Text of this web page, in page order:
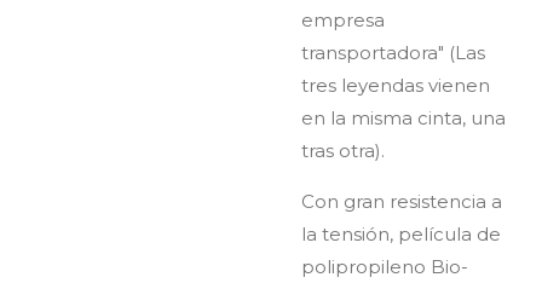
empresa
transportadora" (Las
tres leyendas vienen
en la misma cinta, una
tras otra).
Con gran resistencia a
la tensión, película de
polipropileno Bio-